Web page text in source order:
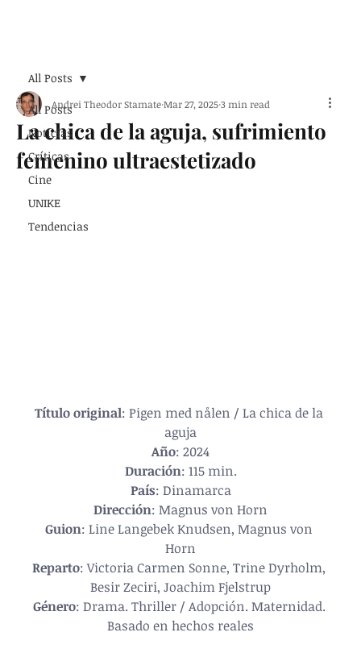
All Posts
Noticias
Críticas
Cine
UNIKE
Tendencias
All Posts
La chica de la aguja, sufrimiento
femenino ultraestetizado
Andrei Theodor StamateMar 27, 20253 min read
Título original: Pigen med nålen / La chica de la
aguja
Año: 2024
Duración: 115 min.
País: Dinamarca
Dirección: Magnus von Horn
Guion: Line Langebek Knudsen, Magnus von
Horn
Reparto: Victoria Carmen Sonne, Trine Dyrholm,
Besir Zeciri, Joachim Fjelstrup
Género: Drama. Thriller / Adopción. Maternidad.
Basado en hechos reales